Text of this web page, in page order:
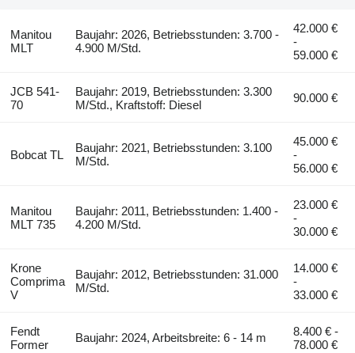
Manitou
MLT
Baujahr: 2026, Betriebsstunden: 3.700 -
4.900 M/Std.
42.000 €
-
59.000 €
JCB 541-
70
Baujahr: 2019, Betriebsstunden: 3.300
M/Std., Kraftstoff: Diesel
90.000 €
Bobcat TL
Baujahr: 2021, Betriebsstunden: 3.100
M/Std.
45.000 €
-
56.000 €
Manitou
MLT 735
Baujahr: 2011, Betriebsstunden: 1.400 -
4.200 M/Std.
23.000 €
-
30.000 €
Krone
Comprima
V
Baujahr: 2012, Betriebsstunden: 31.000
M/Std.
14.000 €
-
33.000 €
Fendt
Former
Baujahr: 2024, Arbeitsbreite: 6 - 14 m
8.400 € -
78.000 €